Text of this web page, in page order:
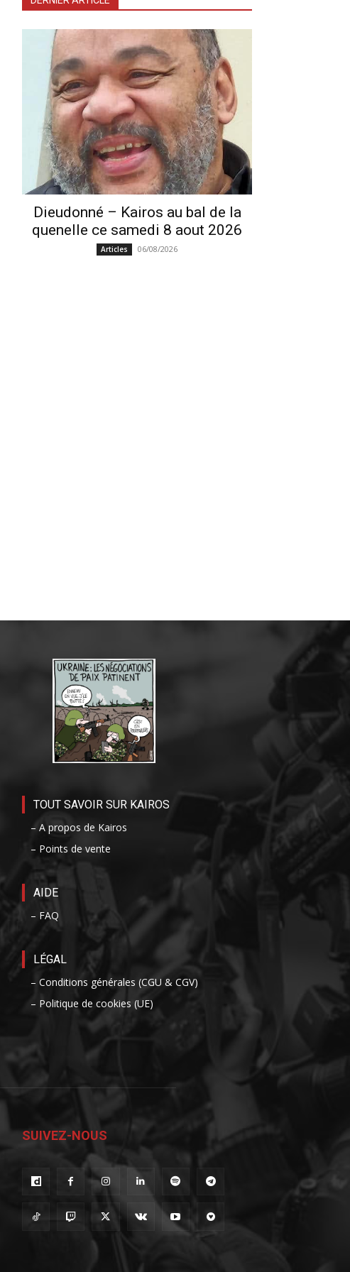
Dieudonné – Kairos au bal de la
quenelle ce samedi 8 aout 2026
Articles 06/08/2026
TOUT SAVOIR SUR KAIROS
– A propos de Kairos
– Points de vente
AIDE
– FAQ
LÉGAL
– Conditions générales (CGU & CGV)
– Politique de cookies (UE)
SUIVEZ-NOUS